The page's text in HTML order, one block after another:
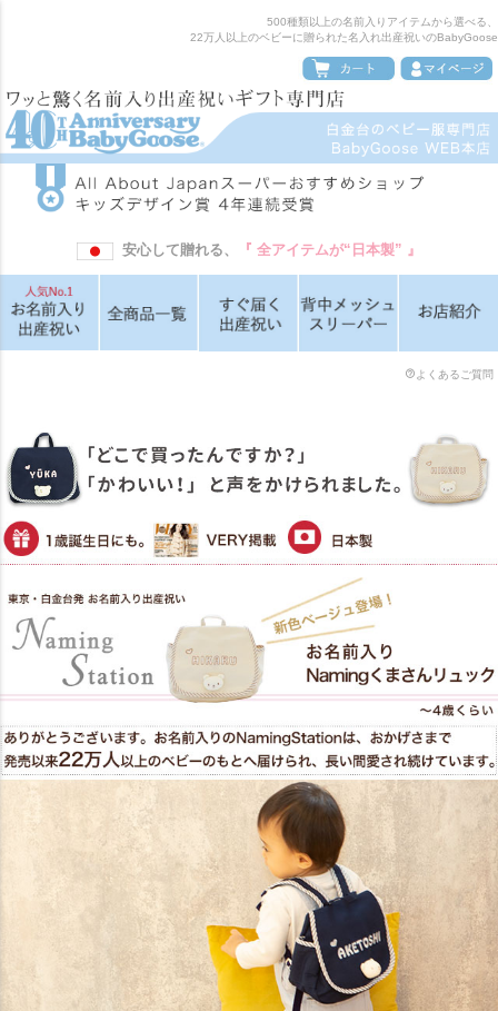
500種類以上の名前入りアイテムから選べる、
22万人以上のベビーに贈られた名入れ出産祝いのBabyGoose
安心して贈れる、 『 全アイテムが“日本製” 』
よくあるご質問